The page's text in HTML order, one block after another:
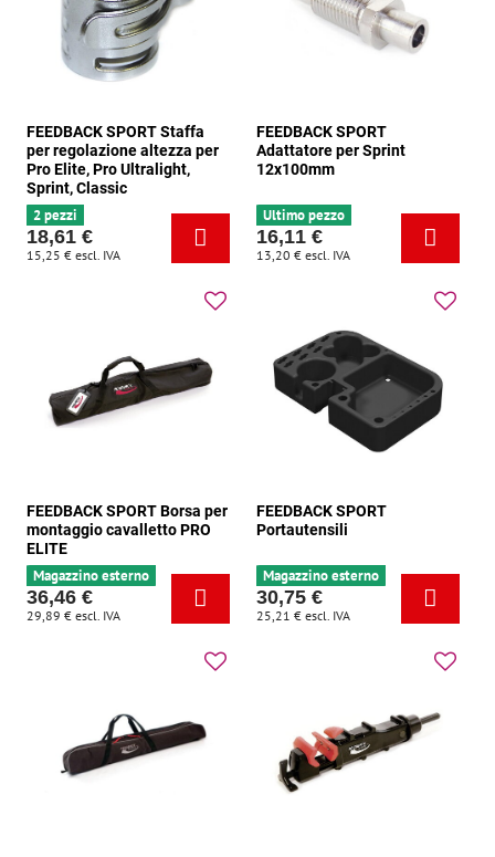
FEEDBACK SPORT Staffa
per regolazione altezza per
Pro Elite, Pro Ultralight,
Sprint, Classic
2 pezzi
18,61 €
15,25 € escl. IVA
FEEDBACK SPORT
Adattatore per Sprint
12x100mm
Ultimo pezzo
16,11 €
13,20 € escl. IVA
FEEDBACK SPORT Borsa per
montaggio cavalletto PRO
ELITE
Magazzino esterno
36,46 €
29,89 € escl. IVA
FEEDBACK SPORT
Portautensili
Magazzino esterno
30,75 €
25,21 € escl. IVA